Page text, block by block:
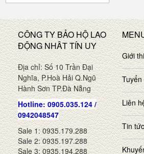
CÔNG TY BẢO HỘ LAO
ĐỘNG NHÂT TÍN UY
Địa chỉ: Số 10 Trần Đại
Nghĩa, P.Hoà Hải Q.Ngũ
Hành Sơn TP.Đà Nẵng
Hotline: 0905.035.124 /
0942048547
Sale 1: 0935.179.288
Sale 2: 0935.197.288
Sale 3: 0935.194.288
Giới
Tuyển
Liên
Tin tức